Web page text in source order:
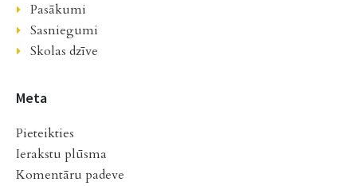
Pasākumi
Sasniegumi
Skolas dzīve
Meta
Pieteikties
Ierakstu plūsma
Komentāru padeve